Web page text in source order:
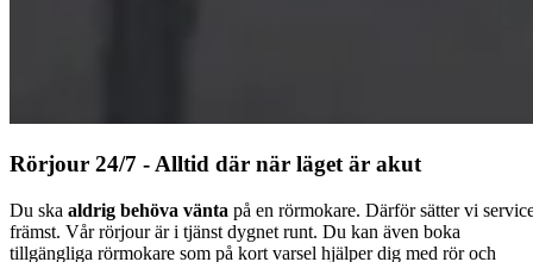
Rörjour 24/7 - Alltid där när läget är akut
Du ska aldrig behöva vänta på en rörmokare. Därför sätter vi
främst. Vår rörjour är i tjänst dygnet runt. Du kan även boka
tillgängliga rörmokare som på kort varsel hjälper dig med rör och